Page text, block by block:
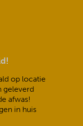
op locatie
geleverd
afwas!
in huis